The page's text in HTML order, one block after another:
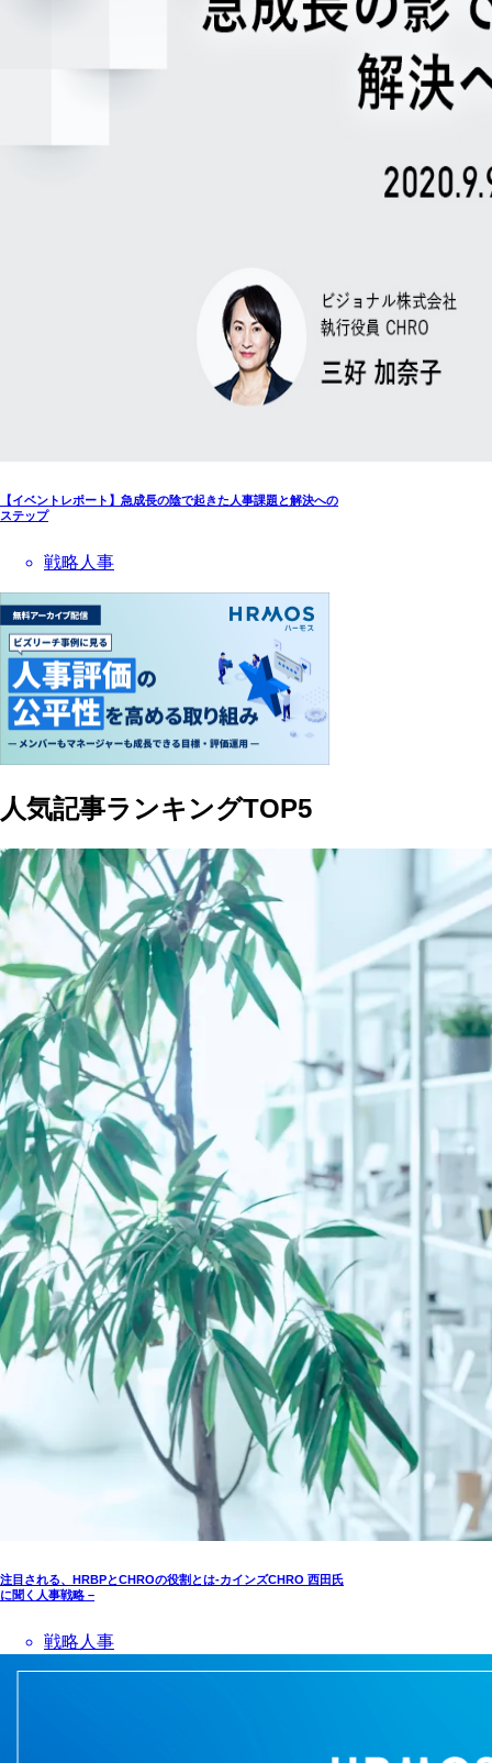
【イベントレポート】急成長の陰で起きた人事課題と解決への
ステップ
戦略人事
人気記事ランキングTOP5
注目される、HRBPとCHROの役割とは-カインズCHRO 西田氏
に聞く人事戦略 –
戦略人事